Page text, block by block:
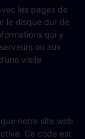
les pages de
le disque dur de
qui y
ou aux
visite
notre site web
Ce code est